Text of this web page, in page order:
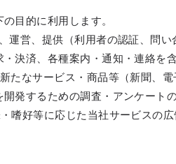
目的に利用します。
運営、提供（利用者の認証、問
決済、各種案内・通知・連絡を含
たなサービス・商品等（新聞、
発するための調査・アンケート
嗜好等に応じた当社サービスの